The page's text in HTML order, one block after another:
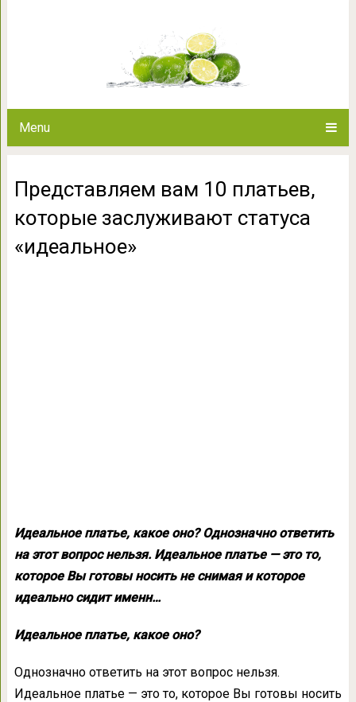
Menu
Представляем вам 10 платьев,
которые заслуживают статуса
«идеальное»
Идеальное платье, какое оно? Однозначно ответить
на этот вопрос нельзя. Идеальное платье — это то,
которое Вы готовы носить не снимая и которое
идеально сидит именн…
Идеальное платье, какое оно?
Однозначно ответить на этот вопрос нельзя.
Идеальное платье — это то, которое Вы готовы носить